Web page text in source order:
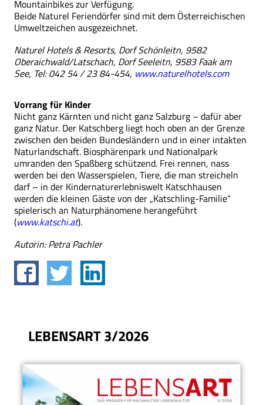
Mountainbikes zur Verfügung.
Beide Naturel Feriendörfer sind mit dem Österreichischen
Umweltzeichen ausgezeichnet.
Naturel Hotels & Resorts, Dorf Schönleitn, 9582
Oberaichwald/Latschach, Dorf Seeleitn, 9583 Faak am
See, Tel: 042 54 / 23 84-454, www.naturelhotels.com
Vorrang für Kinder
Nicht ganz Kärnten und nicht ganz Salzburg – dafür aber
ganz Natur. Der Katschberg liegt hoch oben an der Grenze
zwischen den beiden Bundesländern und in einer intakten
Naturlandschaft. Biosphärenpark und Nationalpark
umranden den Spaßberg schützend. Frei rennen, nass
werden bei den Wasserspielen, Tiere, die man streicheln
darf – in der Kindernaturerlebniswelt Katschhausen
werden die kleinen Gäste von der „Katschling-Familie“
spielerisch an Naturphänomene herangeführt
(www.katschi.at).
Autorin: Petra Pachler
LEBENSART 3/2026